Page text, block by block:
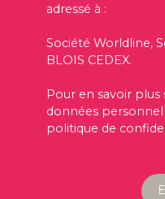
adressé à :
Société Worldline,
BLOIS CEDEX.
Pour en savoir
données
politique de